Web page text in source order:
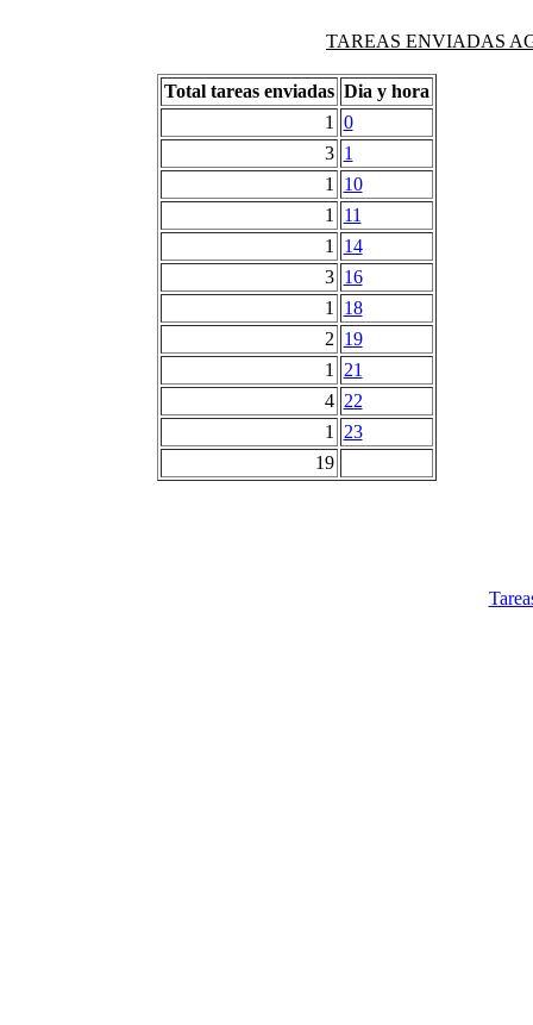
TAREAS ENVIADAS
Total tareas enviadas Dia y hora
1
0
3 1
1
10
1
11
1
14
3 16
1
18
2 19
1
21
4 22
1
23
19